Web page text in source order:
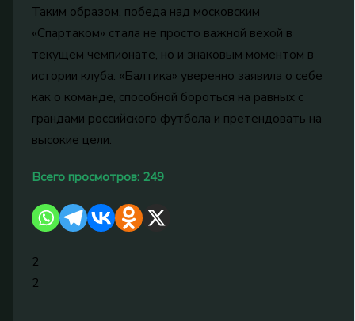
Таким образом, победа над московским
«Спартаком» стала не просто важной вехой в
текущем чемпионате, но и знаковым моментом в
истории клуба. «Балтика» уверенно заявила о себе
как о команде, способной бороться на равных с
грандами российского футбола и претендовать на
высокие цели.
Всего просмотров: 249
2
2